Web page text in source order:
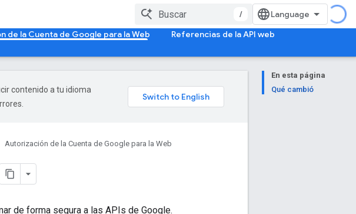
/
de la Cuenta de Google para la Web Referencias de la API web
En esta página
Qué cambió
contenido a tu idioma
Autorización de la Cuenta de Google para la Web
de forma segura a las APIs de Google.